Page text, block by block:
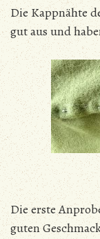
Die Kappnähte
gut aus und
Die erste
guten